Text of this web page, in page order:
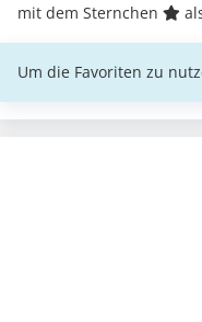
mit dem Sternchen
Um die Favoriten zu